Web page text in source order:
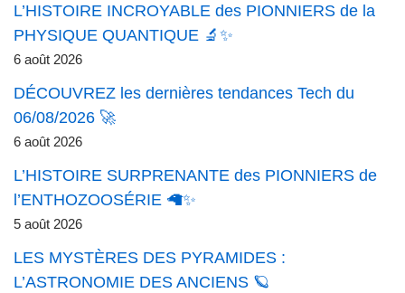
L’HISTOIRE INCROYABLE des PIONNIERS de la
PHYSIQUE QUANTIQUE 🔬✨
6 août 2026
DÉCOUVREZ les dernières tendances Tech du
06/08/2026 🚀
6 août 2026
L’HISTOIRE SURPRENANTE des PIONNIERS de
l’ENTHOZOOSÉRIE 🦙✨
5 août 2026
LES MYSTÈRES DES PYRAMIDES :
L’ASTRONOMIE DES ANCIENS 🪐